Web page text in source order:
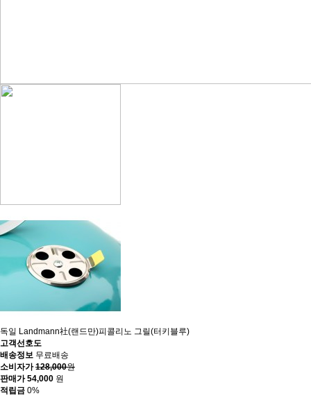
독일 Landmann社(랜드만)피콜리노 그릴(터키블루)
고객선호도
배송정보 무료배송
소비자가 128,000원
판매가 54,000 원
적립금 0%